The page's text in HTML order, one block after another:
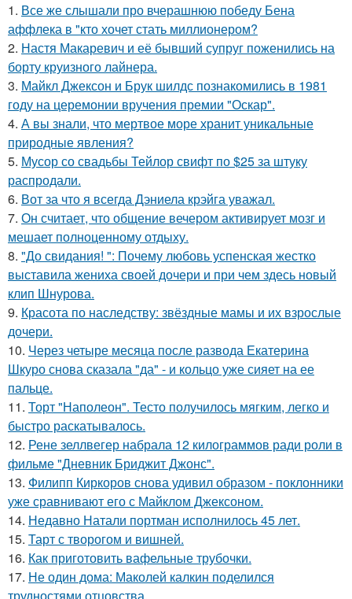
1. Все же слышали про вчерашнюю победу Бена
аффлека в "кто хочет стать миллионером?
2. Настя Макаревич и её бывший супруг поженились на
борту круизного лайнера.
3. Майкл Джексон и Брук шилдс познакомились в 1981
году на церемонии вручения премии "Оскар".
4. А вы знали, что мертвое море хранит уникальные
природные явления?
5. Мусор со свадьбы Тейлор свифт по $25 за штуку
распродали.
6. Вот за что я всегда Дэниела крэйга уважал.
7. Он считает, что общение вечером активирует мозг и
мешает полноценному отдыху.
8. "До свидания! ": Почему любовь успенская жестко
выставила жениха своей дочери и при чем здесь новый
клип Шнурова.
9. Красота по наследству: звёздные мамы и их взрослые
дочери.
10. Через четыре месяца после развода Екатерина
Шкуро снова сказала "да" - и кольцо уже сияет на ее
пальце.
11. Торт "Наполеон". Тесто получилось мягким, легко и
быстро раскатывалось.
12. Рене зеллвегер набрала 12 килограммов ради роли в
фильме "Дневник Бриджит Джонс".
13. Филипп Киркоров снова удивил образом - поклонники
уже сравнивают его с Майклом Джексоном.
14. Недавно Натали портман исполнилось 45 лет.
15. Тарт с творогом и вишней.
16. Как приготовить вафельные трубочки.
17. Не один дома: Маколей калкин поделился